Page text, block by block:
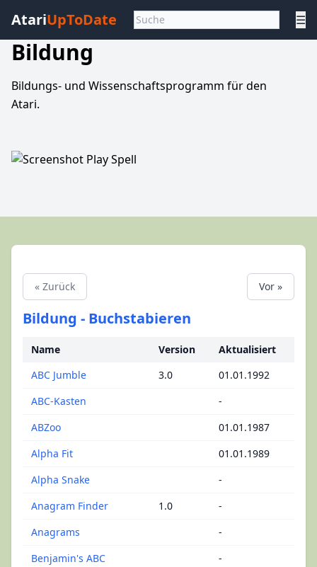
AtariUpToDate ☰
Bildung
Bildungs- und Wissenschaftsprogramm für den
Atari.
« Zurück Vor »
Bildung - Buchstabieren
Name Version
Aktualisiert
ABC Jumble
3.0
01.01.1992
ABC-Kasten
-
ABZoo
01.01.1987
Alpha Fit
01.01.1989
Alpha Snake
-
Anagram Finder
1.0
-
Anagrams
-
Benjamin's ABC
-